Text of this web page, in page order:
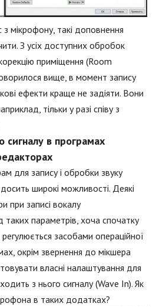
мікрофону, такі доповнення
З усіх доступних обробок
приміщення (Room
вище, в момент запису
ефекти краще не задіяти. Вони
тільки у разі співу з
сигналу в програмах
для запису і обробки звуку
широкі можливості. Деякі
при записі вокалу
таких параметрів, хоча спочатку
регулюється засобами операційної
окрім звернення до мікшера
власні налаштування для
з нього сигналу (Wave In). Як
в таких додатках?